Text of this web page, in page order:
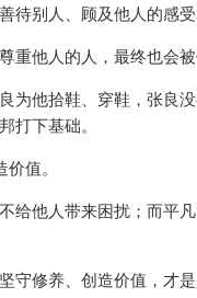
别人、顾及他人的感
重他人的人，最终也会被
为他拾鞋、穿鞋，张良
打下基础。
值。
给他人带来困扰；而平
守修养、创造价值，才是